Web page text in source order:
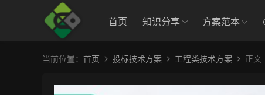
首页 知识分享 方案范本
当前位置： 首页 投标技术方案 工程类技术方案 正文